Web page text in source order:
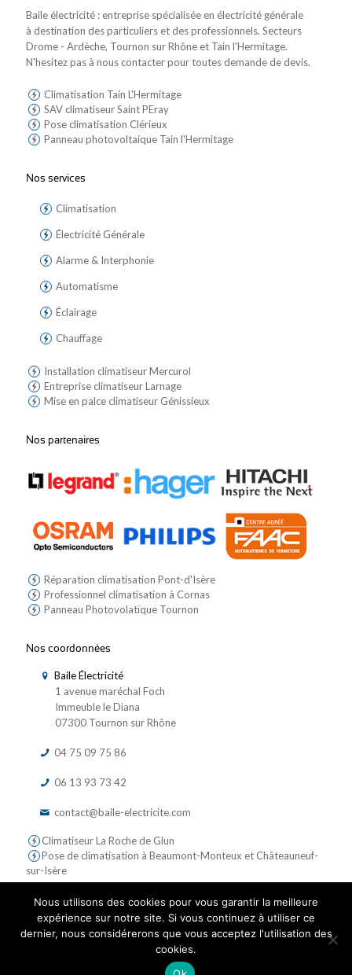
Baile électricité : entreprise spécialisée en électricité générale
à destination des particuliers et des professionnels. Secteurs
Drome - Ardèche, Tournon sur Rhône et Tain l'Hermitage.
N'hesitez pas à nous contacter pour toutes demande de devis.
Climatisation Tain L'Hermitage
SAV climatiseur Saint PEray
Pose climatisation Clérieux
Panneau photovoltaique Tain l'Hermitage
Nos services
Climatisation
Électricité Générale
Alarme & Interphonie
Automatisme
Éclairage
Chauffage
Installation climatiseur Mercurol
Entreprise climatiseur Larnage
Mise en palce climatiseur Génissieux
Nos partenaires
Réparation climatisation Pont-d'Isère
Professionnel climatisation à Cornas
Panneau Photovolatïque Tournon
Nos coordonnées
Baile Électricité
1 avenue maréchal Foch
Immeuble le Diana
07300 Tournon sur Rhône
04 75 09 75 86
06 13 93 73 42
contact@baile-electricite.com
Climatiseur La Roche de Glun
Pose de climatisation à Beaumont-Monteux et Châteauneuf-
sur-Isère
© 2019 Baile Electricite - Tous droits réservés | Réalisé par
Nous utilisons des cookies pour vous garantir la meilleure
expérience sur notre site. Si vous continuez à utiliser ce
dernier, nous considérerons que vous acceptez l'utilisation des
cookies.